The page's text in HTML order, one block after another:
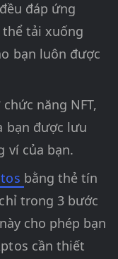
đáp ứng
thể tải xuống
bạn luôn được
năng NFT,
bạn được lưu
ví của bạn.
bằng thẻ tín
trong 3 bước
cho phép bạn
cần thiết